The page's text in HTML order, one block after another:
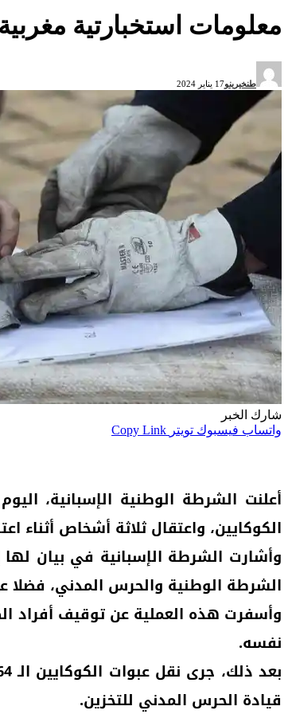
معلومات استخبارتية
طنخيرينو17 يناير 2024
شارك الخبر
واتساب فيسبوك تويتر Copy Link
الكوكايين، واعتقال ثلاثة أشخاص
الشرطة الوطنية والحرس المدني، فضلا
نفسه.
قيادة الحرس المدني للتخزين.